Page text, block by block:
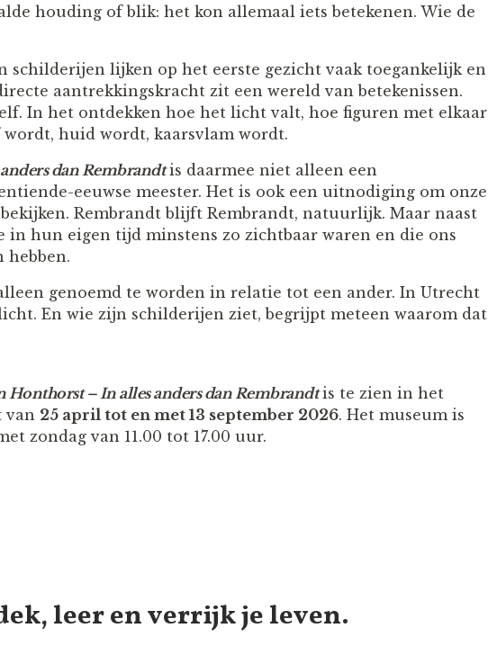
houding of blik: het kon allemaal iets betekenen. Wie de
schilderijen lijken op het eerste gezicht vaak toegankelijk en
aantrekkingskracht zit een wereld van betekenissen.
In het ontdekken hoe het licht valt, hoe figuren met elkaar
huid wordt, kaarsvlam wordt.
dan Rembrandtis daarmee niet alleen een
eeuwse meester. Het is ook een uitnodiging om onze
Rembrandt blijft Rembrandt, natuurlijk. Maar naast
in hun eigen tijd minstens zo zichtbaar waren en die ons
hebben.
genoemd te worden in relatie tot een ander. In Utrecht
En wie zijn schilderijen ziet, begrijpt meteen waarom dat
Honthorst – In alles anders dan Rembrandtis te zien in het
van 25 april tot en met 13 september 2026. Het museum is
zondag van 11.00 tot 17.00 uur.
leer en verrijk je leven.